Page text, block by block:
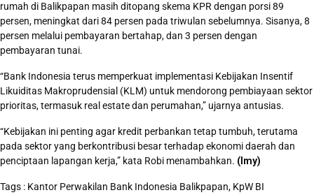
rumah di Balikpapan masih ditopang skema KPR dengan porsi 89
persen, meningkat dari 84 persen pada triwulan sebelumnya. Sisanya, 8
persen melalui pembayaran bertahap, dan 3 persen dengan
pembayaran tunai.
“Bank Indonesia terus memperkuat implementasi Kebijakan Insentif
Likuiditas Makroprudensial (KLM) untuk mendorong pembiayaan sektor
prioritas, termasuk real estate dan perumahan,” ujarnya antusias.
“Kebijakan ini penting agar kredit perbankan tetap tumbuh, terutama
pada sektor yang berkontribusi besar terhadap ekonomi daerah dan
penciptaan lapangan kerja,” kata Robi menambahkan. (Imy)
Tags : Kantor Perwakilan Bank Indonesia Balikpapan, KpW BI